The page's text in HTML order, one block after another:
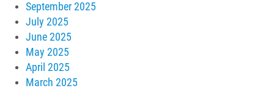
September 2025
July 2025
June 2025
May 2025
April 2025
March 2025